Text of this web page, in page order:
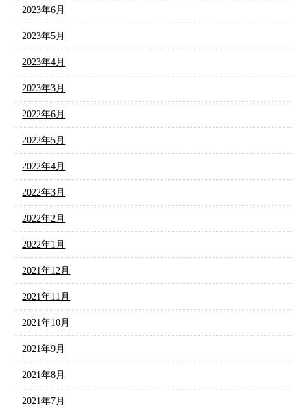
2023年6月
2023年5月
2023年4月
2023年3月
2022年6月
2022年5月
2022年4月
2022年3月
2022年2月
2022年1月
2021年12月
2021年11月
2021年10月
2021年9月
2021年8月
2021年7月